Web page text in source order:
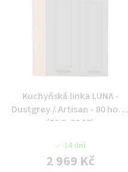
Kuchyňská linka LUNA -
Dustgrey / Artisan - 80 horní
(80 G-90 2F)
14 dní
2 969 Kč